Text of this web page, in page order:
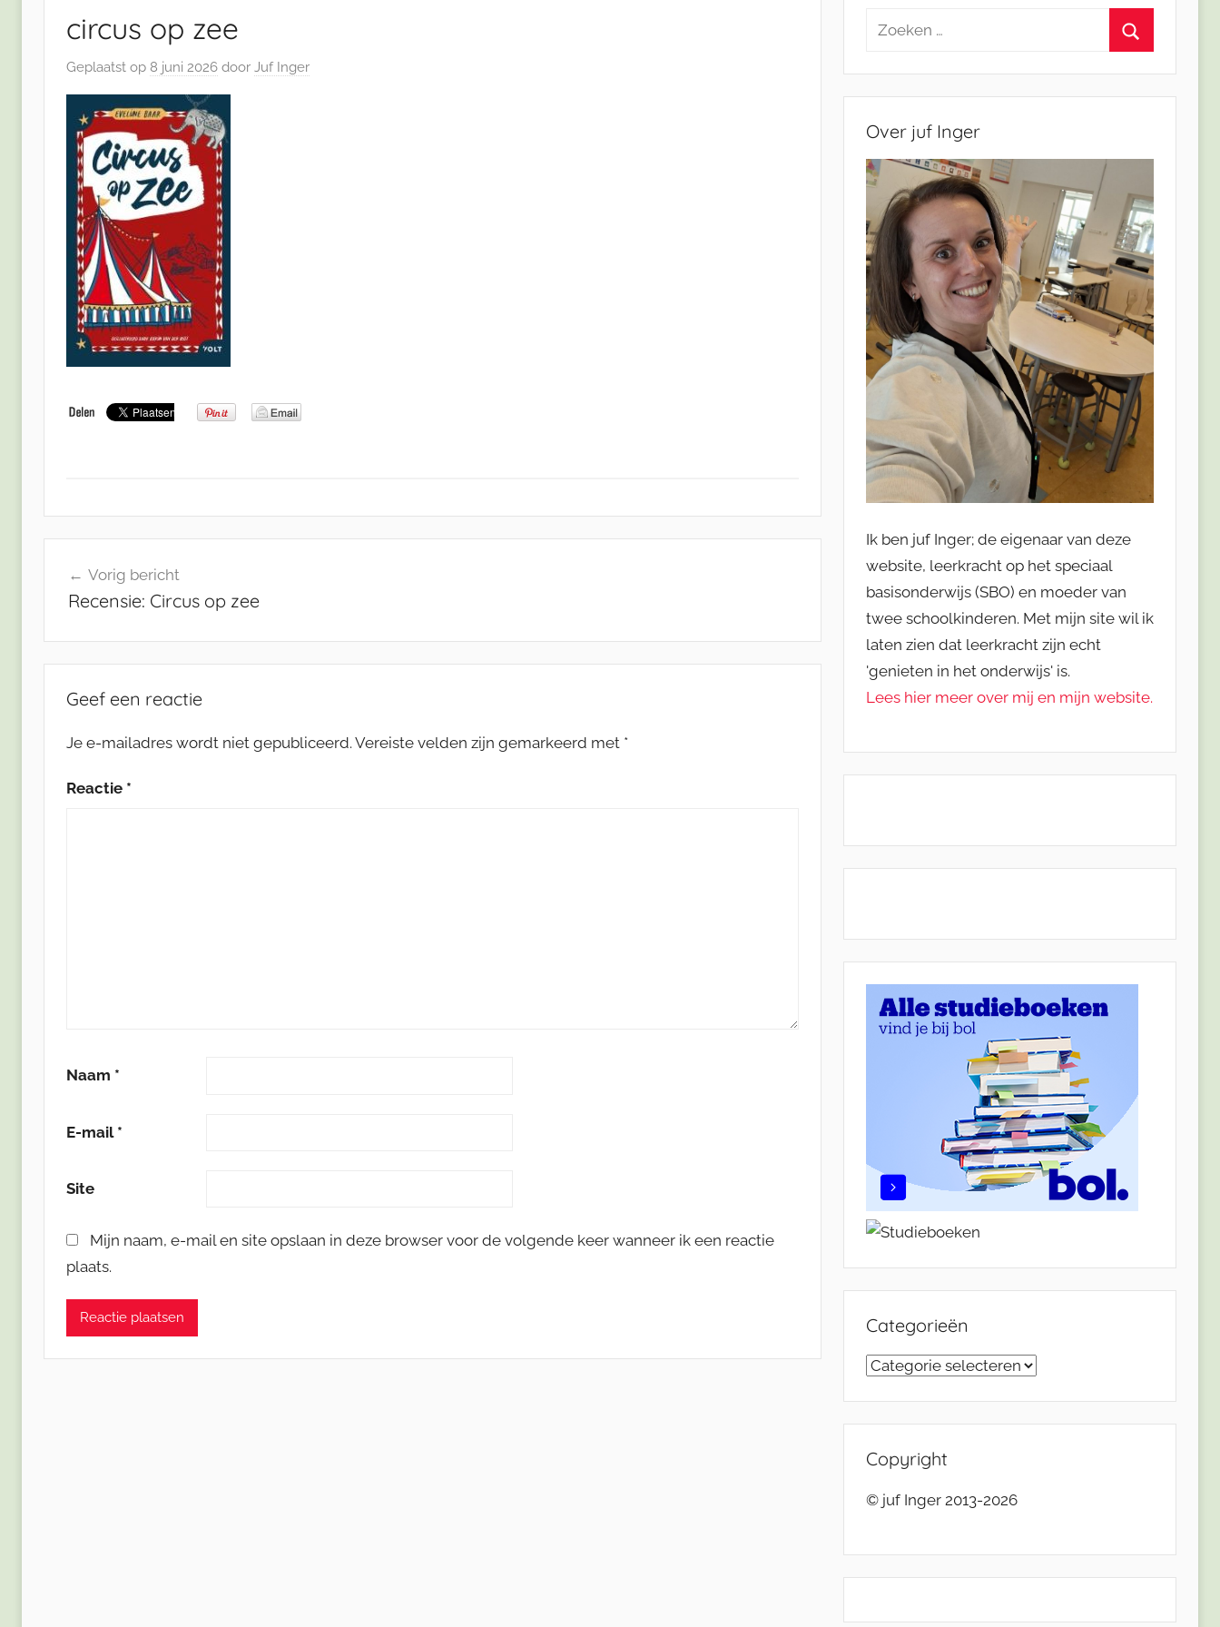
circus op zee
Geplaatst op 8 juni 2026 door Juf Inger
navigatie
Vorig bericht
Recensie: Circus op zee
Geef een reactie
Je e-mailadres wordt niet gepubliceerd. Vereiste velden zijn gemarkeerd met *
Reactie *
Naam *
E-mail *
Site
Mijn naam, e-mail en site opslaan in deze browser voor de volgende keer wanneer ik een reactie
plaats.
Zoeken
Over juf Inger
Ik ben juf Inger; de eigenaar van deze
website, leerkracht op het speciaal
basisonderwijs (SBO) en moeder van
twee schoolkinderen. Met mijn site wil ik
laten zien dat leerkracht zijn echt
'genieten in het onderwijs' is.
Lees hier meer over mij en mijn website.
Categorieën
Categorieën
Copyright
© juf Inger 2013-2026